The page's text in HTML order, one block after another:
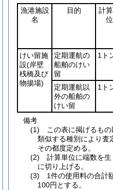
漁港施設
名
目的
計
位
けい留施
設(岸壁
桟橋及び
物揚場)
定期運航の
船舶のけい
留
1ト
定期運航以
外の船舶の
けい留
1ト
備考
(1) この表に掲げるもの
類似する種別により査
その都度定める。
(2) 計算単位に端数を生
に切り上げる。
(3) 1件の使用料の合計
100円とする。